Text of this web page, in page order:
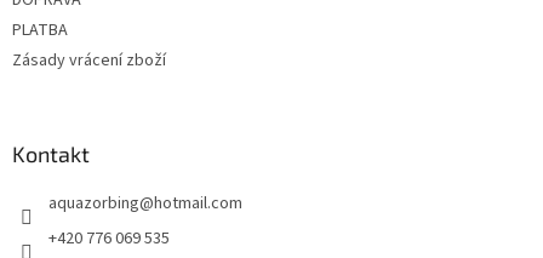
PLATBA
Zásady vrácení zboží
Kontakt
aquazorbing@hotmail.com
+420 776 069 535